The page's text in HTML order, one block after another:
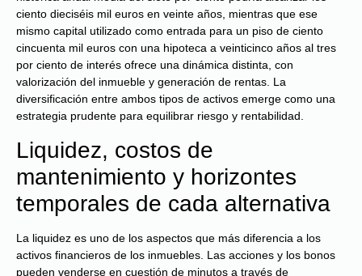
ciento dieciséis mil euros en veinte años, mientras que ese
mismo capital utilizado como entrada para un piso de ciento
cincuenta mil euros con una hipoteca a veinticinco años al tres
por ciento de interés ofrece una dinámica distinta, con
valorización del inmueble y generación de rentas. La
diversificación entre ambos tipos de activos emerge como una
estrategia prudente para equilibrar riesgo y rentabilidad.
Liquidez, costos de
mantenimiento y horizontes
temporales de cada alternativa
La liquidez es uno de los aspectos que más diferencia a los
activos financieros de los inmuebles. Las acciones y los bonos
pueden venderse en cuestión de minutos a través de